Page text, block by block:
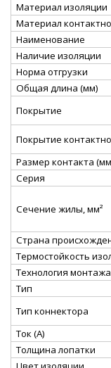
Материал изоляции
Материал
Наименование
Наличие изоляции
Норма отгрузки
Общая длина (мм)
Покрытие
Покрытие
Размер контакта
Серия
Сечение жилы, мм²
Страна
Термостойкость
Технология монтажа
Тип
Тип коннектора
Ток (А)
Толщина лопатки